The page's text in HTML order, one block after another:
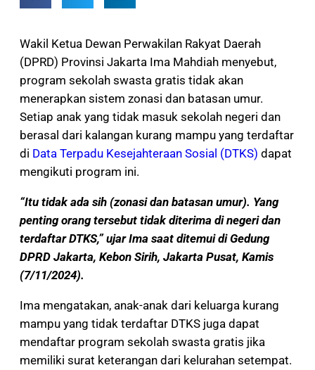
Wakil Ketua Dewan Perwakilan Rakyat Daerah
(DPRD) Provinsi Jakarta Ima Mahdiah menyebut,
program sekolah swasta gratis tidak akan
menerapkan sistem zonasi dan batasan umur.
Setiap anak yang tidak masuk sekolah negeri dan
berasal dari kalangan kurang mampu yang terdaftar
di Data Terpadu Kesejahteraan Sosial (DTKS) dapat
mengikuti program ini.
“Itu tidak ada sih (zonasi dan batasan umur). Yang
penting orang tersebut tidak diterima di negeri dan
terdaftar DTKS,” ujar Ima saat ditemui di Gedung
DPRD Jakarta, Kebon Sirih, Jakarta Pusat, Kamis
(7/11/2024).
Ima mengatakan, anak-anak dari keluarga kurang
mampu yang tidak terdaftar DTKS juga dapat
mendaftar program sekolah swasta gratis jika
memiliki surat keterangan dari kelurahan setempat.